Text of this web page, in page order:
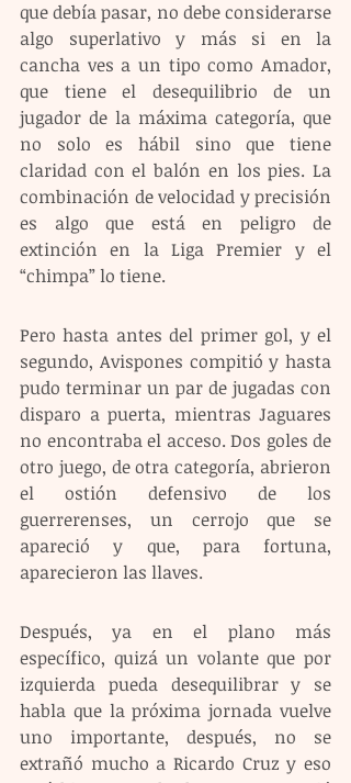
que debía pasar, no debe considerarse
algo superlativo y más si en la
cancha ves a un tipo como Amador,
que tiene el desequilibrio de un
jugador de la máxima categoría, que
no solo es hábil sino que tiene
claridad con el balón en los pies. La
combinación de velocidad y precisión
es algo que está en peligro de
extinción en la Liga Premier y el
“chimpa” lo tiene.
Pero hasta antes del primer gol, y el
segundo, Avispones compitió y hasta
pudo terminar un par de jugadas con
disparo a puerta, mientras Jaguares
no encontraba el acceso. Dos goles de
otro juego, de otra categoría, abrieron
el ostión defensivo de los
guerrerenses, un cerrojo que se
apareció y que, para fortuna,
aparecieron las llaves.
Después, ya en el plano más
específico, quizá un volante que por
izquierda pueda desequilibrar y se
habla que la próxima jornada vuelve
uno importante, después, no se
extrañó mucho a Ricardo Cruz y eso